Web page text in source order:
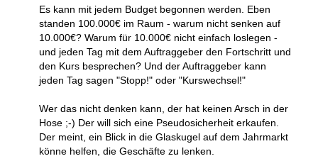
Es kann mit jedem Budget begonnen werden. Eben
standen 100.000€ im Raum - warum nicht senken auf
10.000€? Warum für 10.000€ nicht einfach loslegen -
und jeden Tag mit dem Auftraggeber den Fortschritt und
den Kurs besprechen? Und der Auftraggeber kann
jeden Tag sagen "Stopp!" oder "Kurswechsel!"
Wer das nicht denken kann, der hat keinen Arsch in der
Hose ;-) Der will sich eine Pseudosicherheit erkaufen.
Der meint, ein Blick in die Glaskugel auf dem Jahrmarkt
könne helfen, die Geschäfte zu lenken.